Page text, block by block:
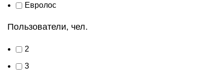
Евролос
Пользователи, чел.
2
3